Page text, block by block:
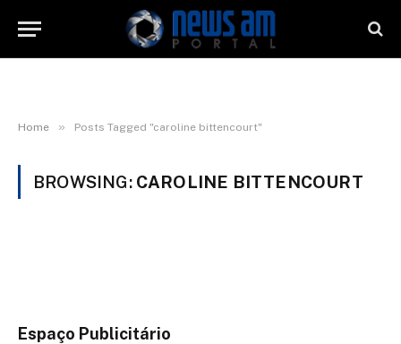
Home » Posts Tagged "caroline bittencourt"
BROWSING: CAROLINE BITTENCOURT
Espaço Publicitário